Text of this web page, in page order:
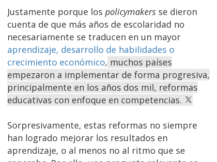
Justamente porque los policymakers se dieron
cuenta de que más años de escolaridad no
necesariamente se traducen en un mayor
aprendizaje, desarrollo de habilidades o
crecimiento económico, muchos países
empezaron a implementar de forma progresiva,
principalmente en los años dos mil, reformas
educativas con enfoque en competencias.
Sorpresivamente, estas reformas no siempre
han logrado mejorar los resultados en
aprendizaje, o al menos no al ritmo que se